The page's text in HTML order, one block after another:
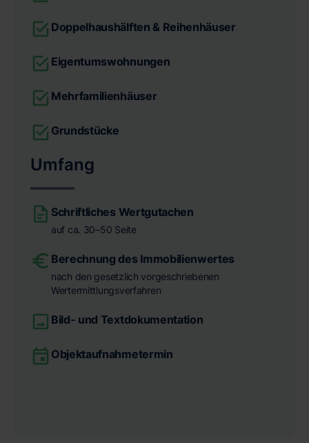
Doppelhaushälften & Reihenhäuser
Eigentumswohnungen
Mehrfamilienhäuser
Grundstücke
Umfang
Schriftliches Wertgutachen
auf ca. 30–50 Seite
Berechnung des Immobilienwertes
nach den gesetzlich vorgeschriebenen
Wertermittlungsverfahren
Bild- und Textdokumentation
Objektaufnahmetermin